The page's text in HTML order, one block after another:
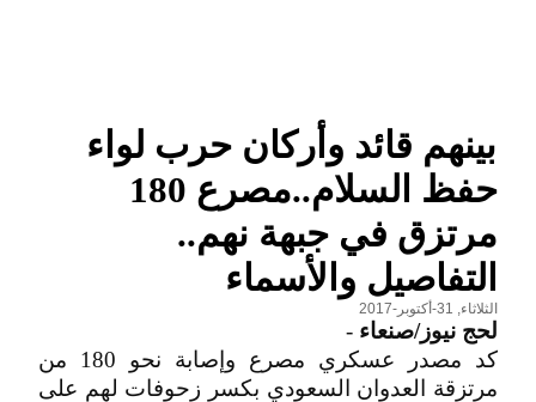
بينهم قائد وأركان حرب لواء
حفظ السلام..مصرع 180
مرتزق في جبهة نهم..
التفاصيل والأسماء
الثلاثاء, 31-أكتوبر-2017
لحج نيوز/صنعاء -
كد مصدر عسكري مصرع وإصابة نحو 180 من
مرتزقة العدوان السعودي بكسر زحوفات لهم على